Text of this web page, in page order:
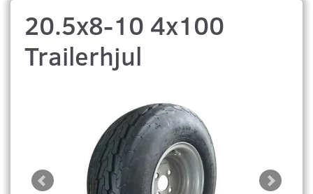
20.5x8-10 4x100
Trailerhjul